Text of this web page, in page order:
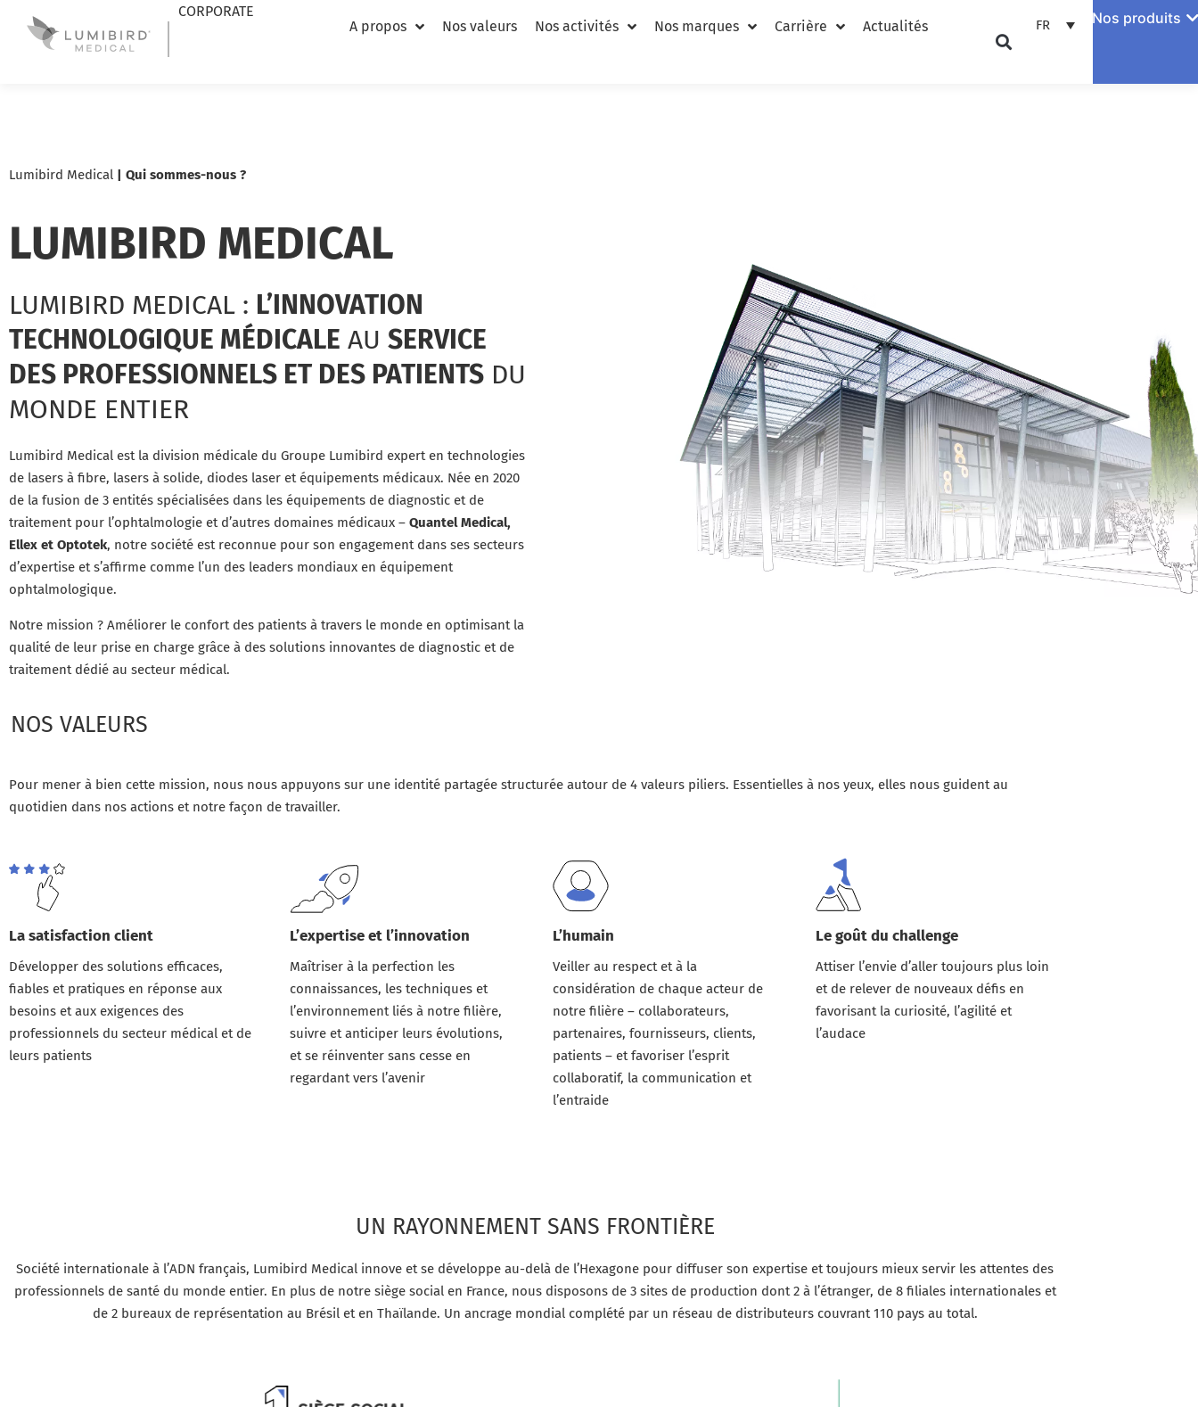
CORPORATE
A propos
Nos valeurs Nos activités Nos marques Carrière Actualités FR Nos produits
Lumibird Medical | Qui sommes-nous ?
LUMIBIRD MEDICAL
LUMIBIRD MEDICAL : L’INNOVATION
TECHNOLOGIQUE MÉDICALE AU SERVICE
DES PROFESSIONNELS ET DES PATIENTS DU
MONDE ENTIER
Lumibird Medical est la division médicale du Groupe Lumibird expert en technologies
de lasers à fibre, lasers à solide, diodes laser et équipements médicaux. Née en 2020
de la fusion de 3 entités spécialisées dans les équipements de diagnostic et de
traitement pour l’ophtalmologie et d’autres domaines médicaux – Quantel Medical,
Ellex et Optotek, notre société est reconnue pour son engagement dans ses secteurs
d’expertise et s’affirme comme l’un des leaders mondiaux en équipement
ophtalmologique.
Notre mission ? Améliorer le confort des patients à travers le monde en optimisant la
qualité de leur prise en charge grâce à des solutions innovantes de diagnostic et de
traitement dédié au secteur médical.
NOS VALEURS
Pour mener à bien cette mission, nous nous appuyons sur une identité partagée structurée autour de 4 valeurs piliers. Essentielles à nos yeux, elles nous guident au
quotidien dans nos actions et notre façon de travailler.
La satisfaction client
Développer des solutions efficaces,
fiables et pratiques en réponse aux
besoins et aux exigences des
professionnels du secteur médical et de
leurs patients
L’expertise et l’innovation
Maîtriser à la perfection les
connaissances, les techniques et
l’environnement liés à notre filière,
suivre et anticiper leurs évolutions,
et se réinventer sans cesse en
regardant vers l’avenir
L’humain
Veiller au respect et à la
considération de chaque acteur de
notre filière – collaborateurs,
partenaires, fournisseurs, clients,
patients – et favoriser l’esprit
collaboratif, la communication et
l’entraide
Le goût du challenge
Attiser l’envie d’aller toujours plus loin
et de relever de nouveaux défis en
favorisant la curiosité, l’agilité et
l’audace
UN RAYONNEMENT SANS FRONTIÈRE
Société internationale à l’ADN français, Lumibird Medical innove et se développe au-delà de l’Hexagone pour diffuser son expertise et toujours mieux servir les attentes des
professionnels de santé du monde entier. En plus de notre siège social en France, nous disposons de 3 sites de production dont 2 à l’étranger, de 8 filiales internationales et
de 2 bureaux de représentation au Brésil et en Thaïlande. Un ancrage mondial complété par un réseau de distributeurs couvrant 110 pays au total.